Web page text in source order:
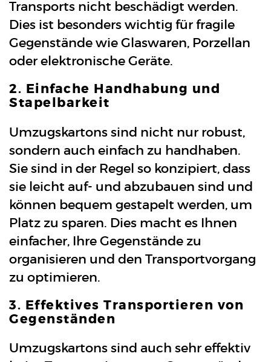
Transports nicht beschädigt werden.
Dies ist besonders wichtig für fragile
Gegenstände wie Glaswaren, Porzellan
oder elektronische Geräte.
2. Einfache Handhabung und
Stapelbarkeit
Umzugskartons sind nicht nur robust,
sondern auch einfach zu handhaben.
Sie sind in der Regel so konzipiert, dass
sie leicht auf- und abzubauen sind und
können bequem gestapelt werden, um
Platz zu sparen. Dies macht es Ihnen
einfacher, Ihre Gegenstände zu
organisieren und den Transportvorgang
zu optimieren.
3. Effektives Transportieren von
Gegenständen
Umzugskartons sind auch sehr effektiv